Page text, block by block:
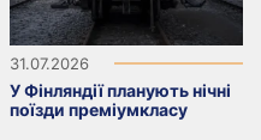
31.07.2026
У Фінляндії планують нічні
поїзди преміумкласу